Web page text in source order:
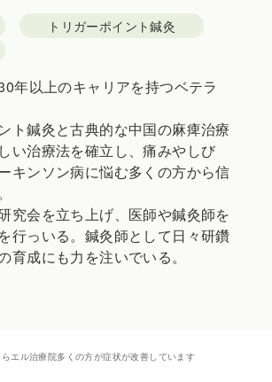
トリガーポイント鍼灸
年以上のキャリアを持つベテラ
ト鍼灸と古典的な中国の麻痺治療
い治療法を確立し、痛みやしび
キンソン病に悩む多くの方から信
究会を立ち上げ、医師や鍼灸師を
行っいる。鍼灸師として日々研鑽
育成にも力を注いでいる。
エル治療院多くの方が症状が改善しています